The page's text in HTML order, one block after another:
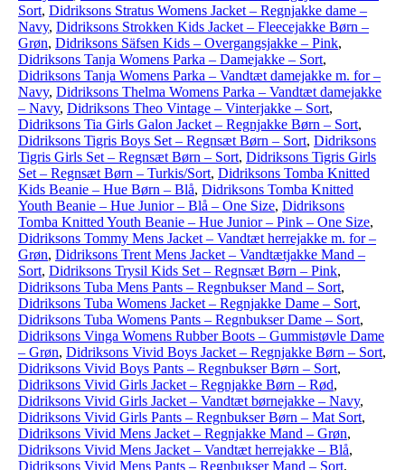
Sort, Didriksons Stratus Womens Jacket – Regnjakke dame –
Navy, Didriksons Strokken Kids Jacket – Fleecejakke Børn –
Grøn, Didriksons Säfsen Kids – Overgangsjakke – Pink,
Didriksons Tanja Womens Parka – Damejakke – Sort,
Didriksons Tanja Womens Parka – Vandtæt damejakke m. for –
Navy, Didriksons Thelma Womens Parka – Vandtæt damejakke
– Navy, Didriksons Theo Vintage – Vinterjakke – Sort,
Didriksons Tia Girls Galon Jacket – Regnjakke Børn – Sort,
Didriksons Tigris Boys Set – Regnsæt Børn – Sort, Didriksons
Tigris Girls Set – Regnsæt Børn – Sort, Didriksons Tigris Girls
Set – Regnsæt Børn – Turkis/Sort, Didriksons Tomba Knitted
Kids Beanie – Hue Børn – Blå, Didriksons Tomba Knitted
Youth Beanie – Hue Junior – Blå – One Size, Didriksons
Tomba Knitted Youth Beanie – Hue Junior – Pink – One Size,
Didriksons Tommy Mens Jacket – Vandtæt herrejakke m. for –
Grøn, Didriksons Trent Mens Jacket – Vandtætjakke Mand –
Sort, Didriksons Trysil Kids Set – Regnsæt Børn – Pink,
Didriksons Tuba Mens Pants – Regnbukser Mand – Sort,
Didriksons Tuba Womens Jacket – Regnjakke Dame – Sort,
Didriksons Tuba Womens Pants – Regnbukser Dame – Sort,
Didriksons Vinga Womens Rubber Boots – Gummistøvle Dame
– Grøn, Didriksons Vivid Boys Jacket – Regnjakke Børn – Sort,
Didriksons Vivid Boys Pants – Regnbukser Børn – Sort,
Didriksons Vivid Girls Jacket – Regnjakke Børn – Rød,
Didriksons Vivid Girls Jacket – Vandtæt børnejakke – Navy,
Didriksons Vivid Girls Pants – Regnbukser Børn – Mat Sort,
Didriksons Vivid Mens Jacket – Regnjakke Mand – Grøn,
Didriksons Vivid Mens Jacket – Vandtæt herrejakke – Blå,
Didriksons Vivid Mens Pants – Regnbukser Mand – Sort,